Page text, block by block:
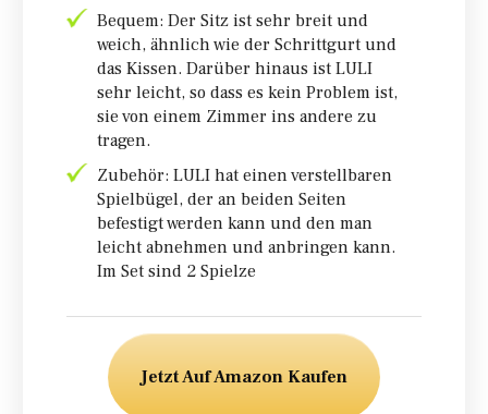
Bequem: Der Sitz ist sehr breit und
weich, ähnlich wie der Schrittgurt und
das Kissen. Darüber hinaus ist LULI
sehr leicht, so dass es kein Problem ist,
sie von einem Zimmer ins andere zu
tragen.
Zubehör: LULI hat einen verstellbaren
Spielbügel, der an beiden Seiten
befestigt werden kann und den man
leicht abnehmen und anbringen kann.
Im Set sind 2 Spielze
Jetzt Auf Amazon Kaufen